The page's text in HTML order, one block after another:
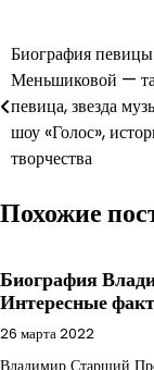
Навигация
по
записям
Биография
Меньшиковой —
певица, звезда
шоу «Голос»,
творчества
Похожие
Биография
Интересные
26 марта 2022